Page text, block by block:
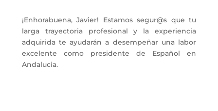
¡Enhorabuena, Javier! Estamos segur@s que tu
larga trayectoria profesional y la experiencia
adquirida te ayudarán a desempeñar una labor
excelente como presidente de Español en
Andalucia.